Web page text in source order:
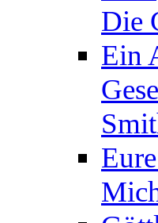
Die
Ein